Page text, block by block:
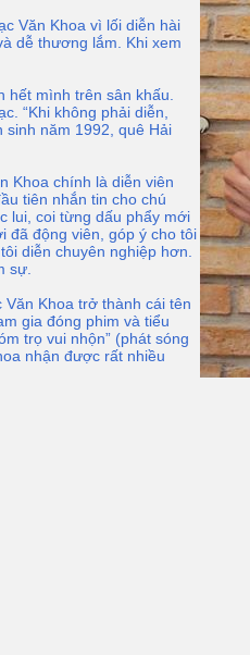
Văn Khoa vì lối diễn hài
dễ thương lắm. Khi xem
hết mình trên sân khấu.
“Khi không phải diễn,
sinh năm 1992, quê Hải
Khoa chính là diễn viên
tiên nhắn tin cho chú
lui, coi từng dấu phẩy mới
đã động viên, góp ý cho tôi
diễn chuyên nghiệp hơn.
sự.
Khoa trở thành cái tên
gia đóng phim và tiểu
trọ vui nhộn” (phát sóng
nhận được rất nhiều